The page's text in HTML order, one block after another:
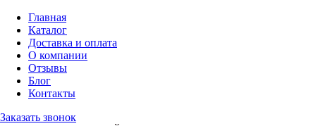
Главная
Каталог
Доставка и оплата
О компании
Отзывы
Блог
Контакты
Заказать звонок